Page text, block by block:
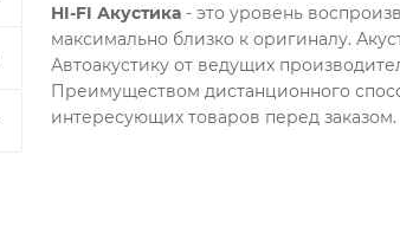
HI-FI Акустика - это уровень
максимально близко к оригиналу.
Автоакустику от ведущих
Преимуществом дистанционного
интересующих товаров перед заказом.